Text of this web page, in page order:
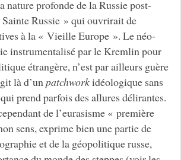
nature profonde de la Russie post-
Russie » qui ouvrirait de
à la « Vieille Europe ». Le néo-
instrumentalisé par le Kremlin pour
étrangère, n’est par ailleurs guère
là d’unpatchworkidéologique sans
prend parfois des allures délirantes.
de l’eurasisme « première
sens, exprime bien une partie de
et de la géopolitique russe,